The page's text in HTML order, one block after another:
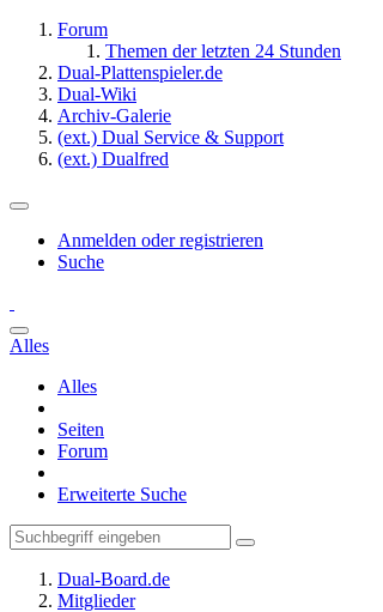
Forum
Themen der letzten 24 Stunden
Dual-Plattenspieler.de
Dual-Wiki
Archiv-Galerie
(ext.) Dual Service & Support
(ext.) Dualfred
Anmelden oder registrieren
Suche
Alles
Alles
Seiten
Forum
Erweiterte Suche
Dual-Board.de
Mitglieder